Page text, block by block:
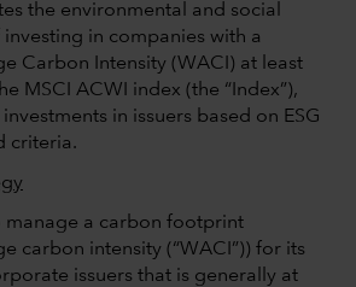
the environmental and social
in companies with a
Carbon Intensity (WACI) at least
MSCI ACWI index (the “Index”),
in issuers based on ESG
criteria.
manage a carbon footprint
carbon intensity (“WACI”)) for its
issuers that is generally at